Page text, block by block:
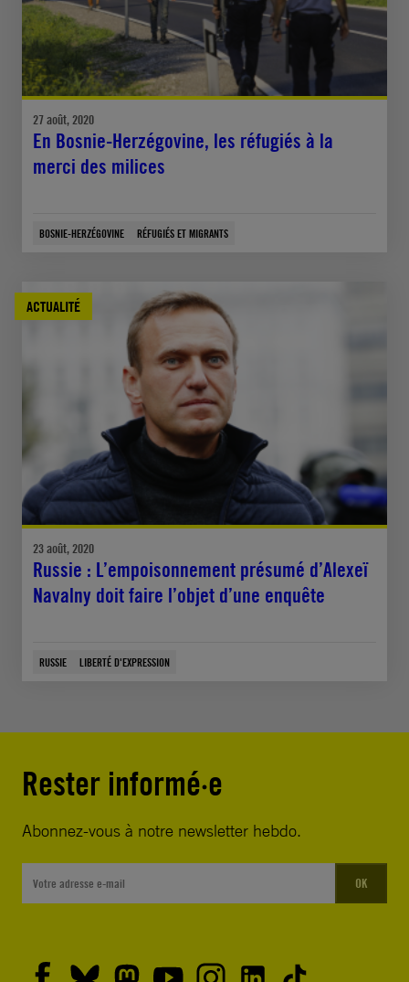
27 août, 2020
En Bosnie-Herzégovine, les réfugiés à la
merci des milices
BOSNIE-HERZÉGOVINE RÉFUGIÉS ET MIGRANTS
ACTUALITÉ
23 août, 2020
Russie : L’empoisonnement présumé d’Alexeï
Navalny doit faire l’objet d’une enquête
RUSSIE LIBERTÉ D'EXPRESSION
Rester informé·e
Abonnez-vous à notre newsletter hebdo.
OK